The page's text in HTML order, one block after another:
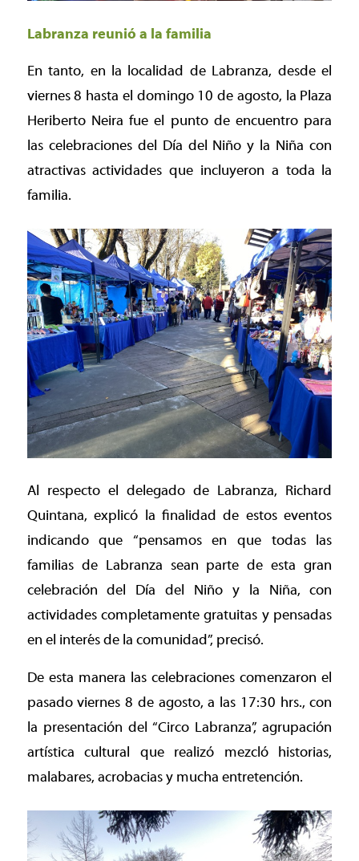
Labranza reunió a la familia
En tanto, en la localidad de Labranza, desde el
viernes 8 hasta el domingo 10 de agosto, la Plaza
Heriberto Neira fue el punto de encuentro para
las celebraciones del Día del Niño y la Niña con
atractivas actividades que incluyeron a toda la
familia.
Al respecto el delegado de Labranza, Richard
Quintana, explicó la finalidad de estos eventos
indicando que “pensamos en que todas las
familias de Labranza sean parte de esta gran
celebración del Día del Niño y la Niña, con
actividades completamente gratuitas y pensadas
en el interés de la comunidad”, precisó.
De esta manera las celebraciones comenzaron el
pasado viernes 8 de agosto, a las 17:30 hrs., con
la presentación del “Circo Labranza”, agrupación
artística cultural que realizó mezcló historias,
malabares, acrobacias y mucha entretención.